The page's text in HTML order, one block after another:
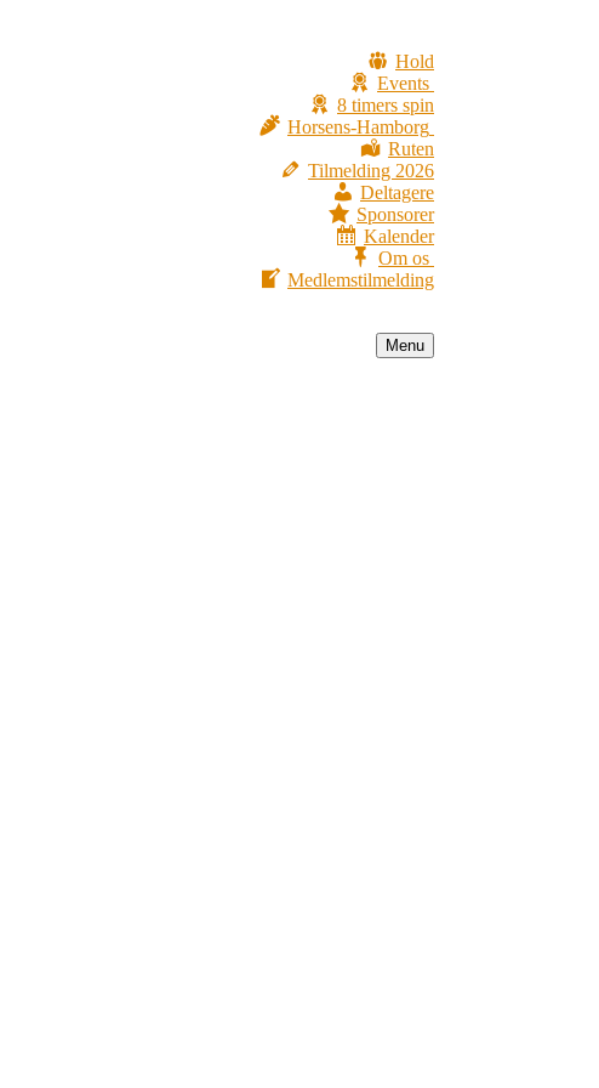
Hold
Events
8 timers spin
Horsens-Hamborg
Ruten
Tilmelding 2026
Deltagere
Sponsorer
Kalender
Om os
Medlemstilmelding
Menu